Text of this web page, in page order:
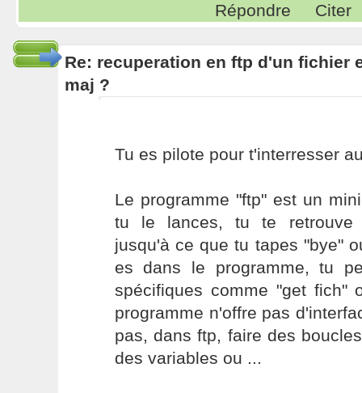
Répondre Citer
Re: recuperation en ftp d'un fichier
maj ?
Tu es pilote pour t'interresser
Le programme "ftp" est un
tu le lances, tu te retrouve
jusqu'à ce que tu tapes "bye"
es dans le programme, tu
spécifiques comme "get fich"
programme n'offre pas
pas, dans ftp, faire des
des variables ou ...